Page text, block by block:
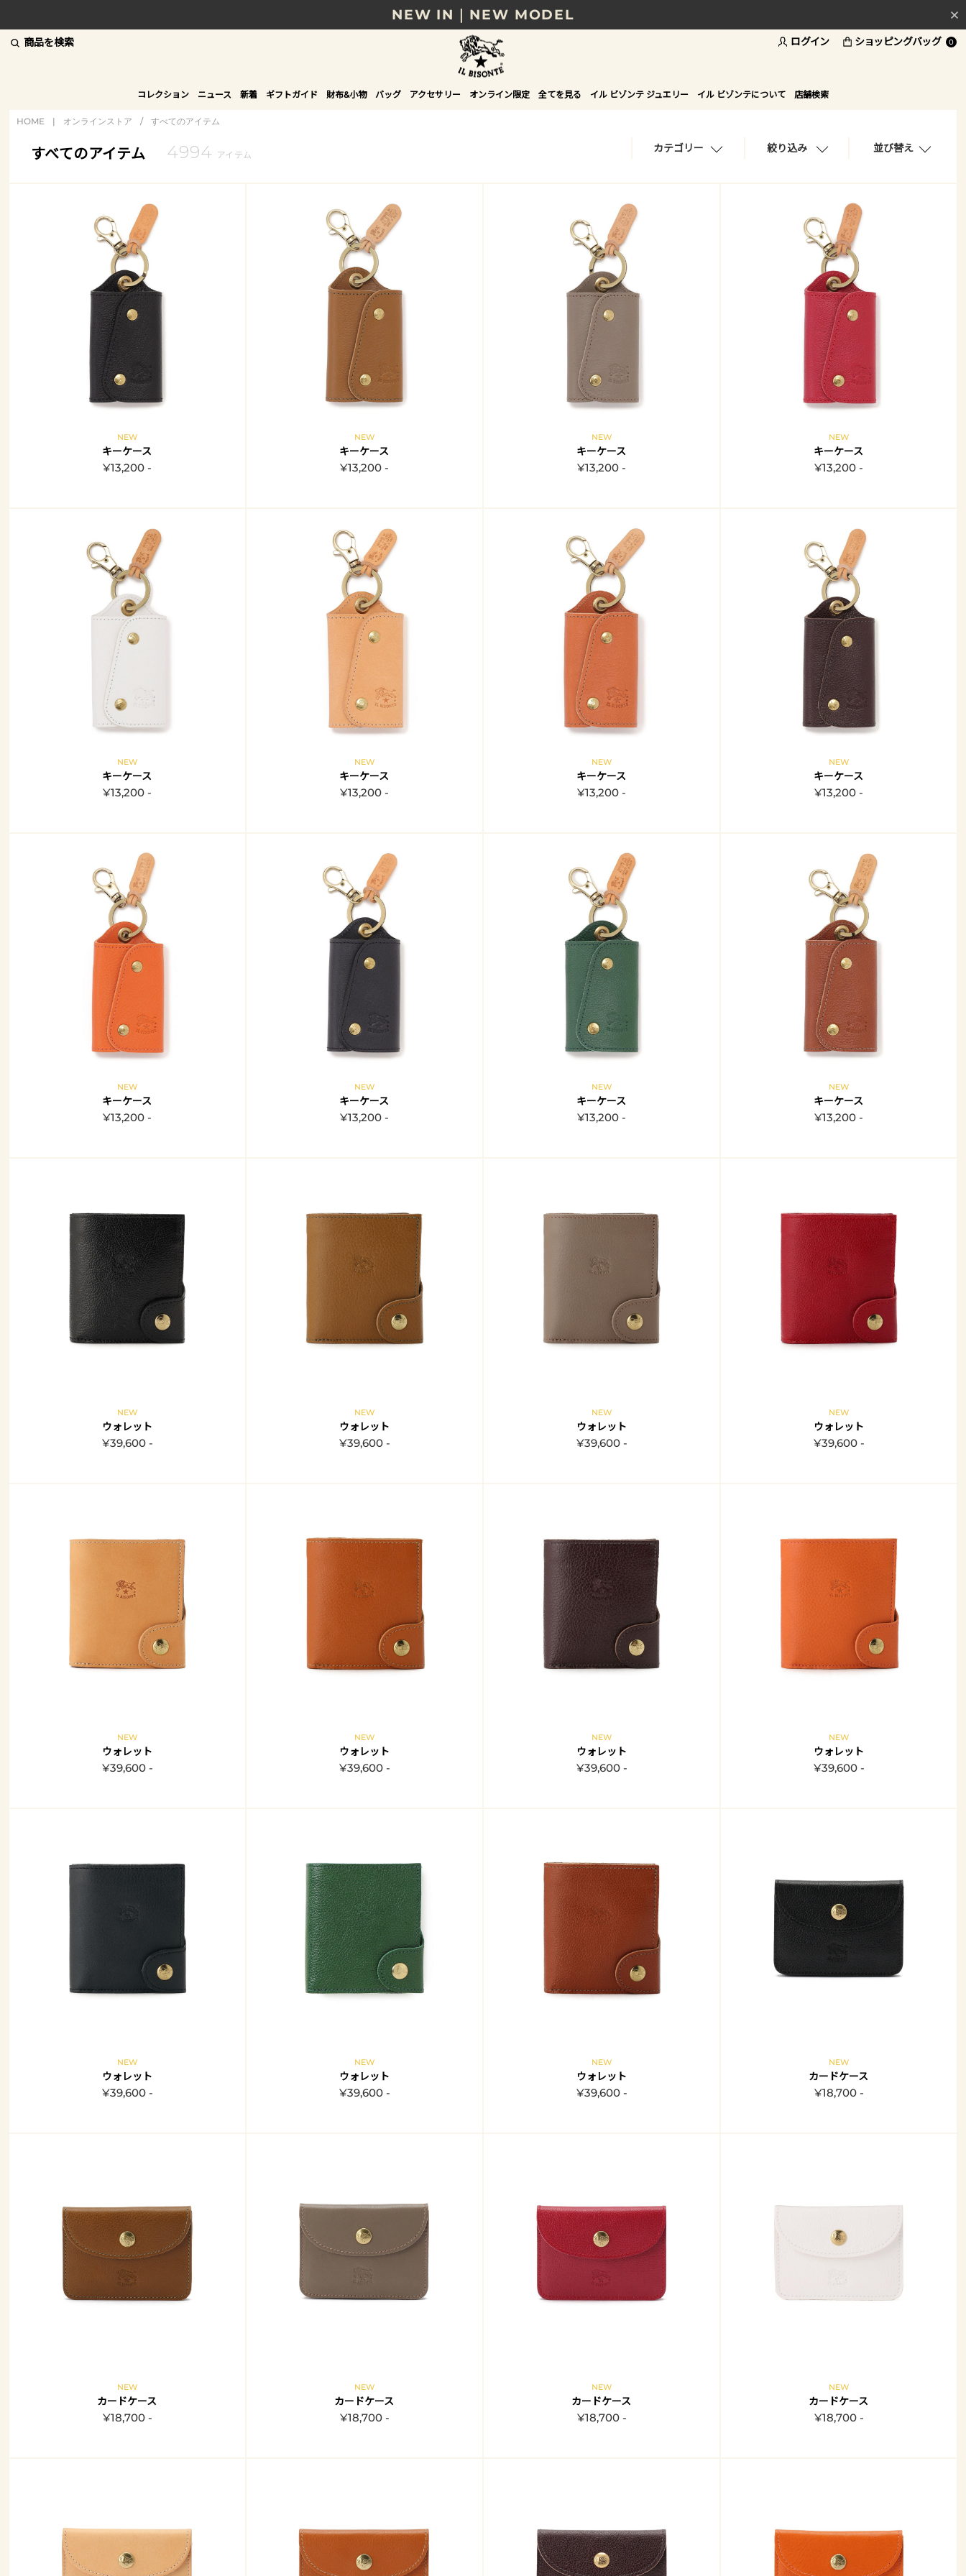
NEW IN｜NEW MODEL
8/17(月)10時まで｜税込11,000円以上で送料無料
贈る相手やシーンから選べる、新しいギフトガイド
NEW IN｜COLOR LEATHER
商品を検索 ログイン ショッピングバッグ 0
コレクション ニュース 新着 ギフトガイド 財布&小物 バッグ アクセサリー オンライン限定 全てを見る イル ビゾンテ ジュエリー イル ビゾンテについて 店舗検索
HOME | オンラインストア / すべてのアイテム
すべてのアイテム 4994 アイテム
カテゴリー 絞り込み 並び替え
NEW
キーケース
¥13,200 -
NEW
キーケース
¥13,200 -
NEW
キーケース
¥13,200 -
NEW
キーケース
¥13,200 -
NEW
キーケース
¥13,200 -
NEW
キーケース
¥13,200 -
NEW
キーケース
¥13,200 -
NEW
キーケース
¥13,200 -
NEW
キーケース
¥13,200 -
NEW
キーケース
¥13,200 -
NEW
キーケース
¥13,200 -
NEW
キーケース
¥13,200 -
NEW
ウォレット
¥39,600 -
NEW
ウォレット
¥39,600 -
NEW
ウォレット
¥39,600 -
NEW
ウォレット
¥39,600 -
NEW
ウォレット
¥39,600 -
NEW
ウォレット
¥39,600 -
NEW
ウォレット
¥39,600 -
NEW
ウォレット
¥39,600 -
NEW
ウォレット
¥39,600 -
NEW
ウォレット
¥39,600 -
NEW
ウォレット
¥39,600 -
NEW
カードケース
¥18,700 -
NEW
カードケース
¥18,700 -
NEW
カードケース
¥18,700 -
NEW
カードケース
¥18,700 -
NEW
カードケース
¥18,700 -